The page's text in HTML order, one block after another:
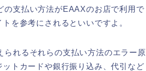
の支払い方法がEAAXのお店で利用で
を参考にされるといいですよ。
れるそれらの支払い方法のエラー原
トカードや銀行振り込み、代引など